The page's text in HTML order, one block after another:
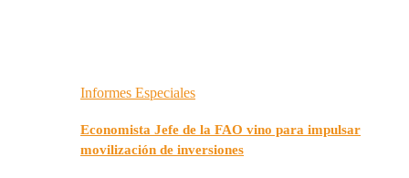
Informes Especiales
Economista Jefe de la FAO vino para impulsar
movilización de inversiones